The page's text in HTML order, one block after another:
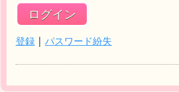
登録 | パスワード紛失